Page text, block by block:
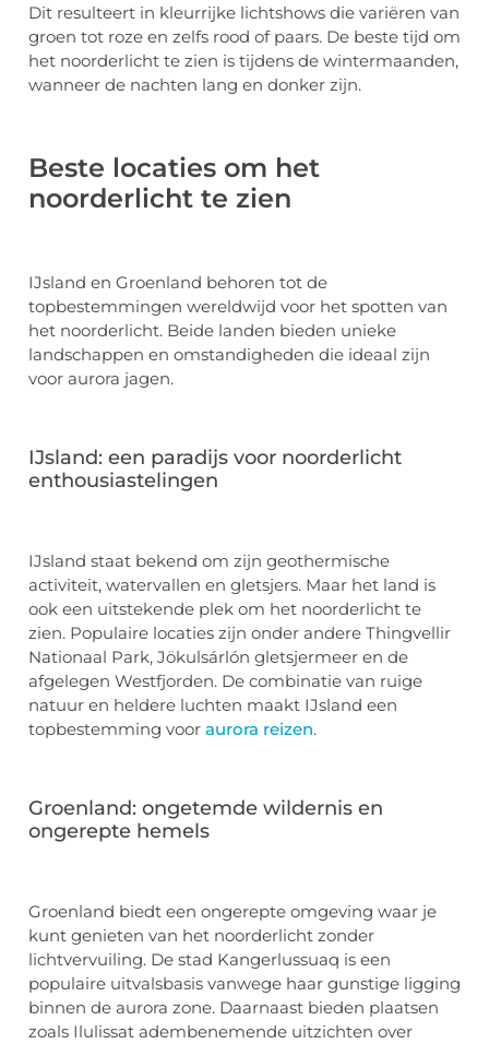
Dit resulteert in kleurrijke lichtshows die variëren van
groen tot roze en zelfs rood of paars. De beste tijd om
het noorderlicht te zien is tijdens de wintermaanden,
wanneer de nachten lang en donker zijn.
Beste locaties om het
noorderlicht te zien
IJsland en Groenland behoren tot de
topbestemmingen wereldwijd voor het spotten van
het noorderlicht. Beide landen bieden unieke
landschappen en omstandigheden die ideaal zijn
voor aurora jagen.
IJsland: een paradijs voor noorderlicht
enthousiastelingen
IJsland staat bekend om zijn geothermische
activiteit, watervallen en gletsjers. Maar het land is
ook een uitstekende plek om het noorderlicht te
zien. Populaire locaties zijn onder andere Thingvellir
Nationaal Park, Jökulsárlón gletsjermeer en de
afgelegen Westfjorden. De combinatie van ruige
natuur en heldere luchten maakt IJsland een
topbestemming voor aurora reizen.
Groenland: ongetemde wildernis en
ongerepte hemels
Groenland biedt een ongerepte omgeving waar je
kunt genieten van het noorderlicht zonder
lichtvervuiling. De stad Kangerlussuaq is een
populaire uitvalsbasis vanwege haar gunstige ligging
binnen de aurora zone. Daarnaast bieden plaatsen
zoals Ilulissat adembenemende uitzichten over